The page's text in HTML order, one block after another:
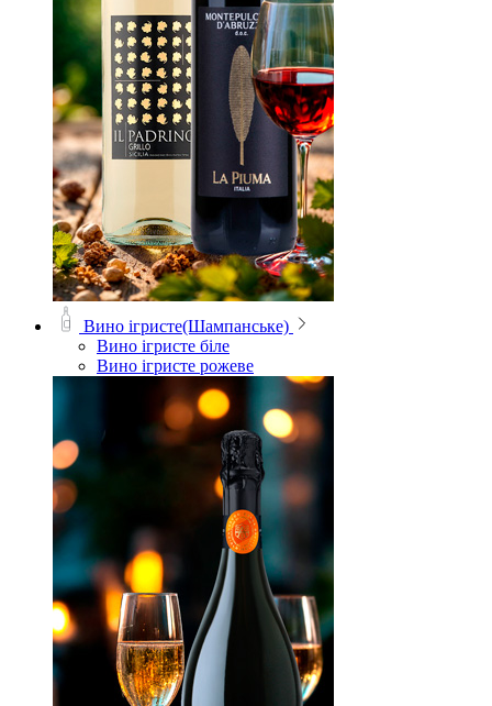
Вино ігристе(Шампанське)
Вино ігристе біле
Вино ігристе рожеве